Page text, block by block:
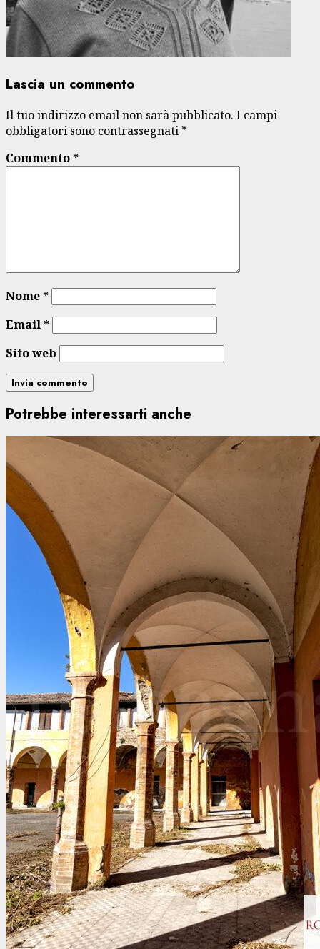
Lascia un commento
Il tuo indirizzo email non sarà pubblicato. I campi
obbligatori sono contrassegnati *
Commento*
Nome*
Email*
Sito web
Potrebbe interessarti anche